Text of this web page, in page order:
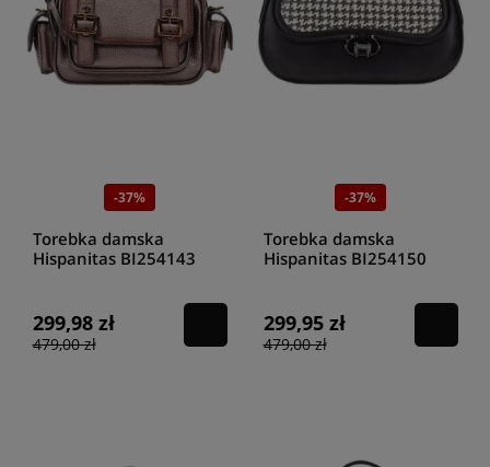
-37%
Torebka damska
Hispanitas BI254143
299,98 zł
479,00 zł
-37%
Torebka damska
Hispanitas BI254150
299,95 zł
479,00 zł